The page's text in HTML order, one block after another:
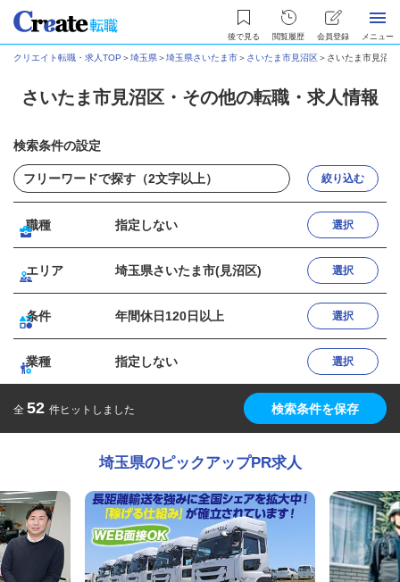
後で見る 閲覧履歴 会員登録 メニュー
クリエイト転職・求人TOP ＞埼玉県＞埼玉県さいたま市＞ さいたま市見沼区＞ さいたま市見沼
さいたま市見沼区・その他の転職・求人情報
検索条件の設定
絞り込む
職種 指定しない 選択
エリア 埼玉県さいたま市(見沼区) 選択
条件 年間休日120日以上 選択
業種 指定しない 選択
全 52 件ヒットしました 検索条件を保存
埼玉県のピックアップPR求人